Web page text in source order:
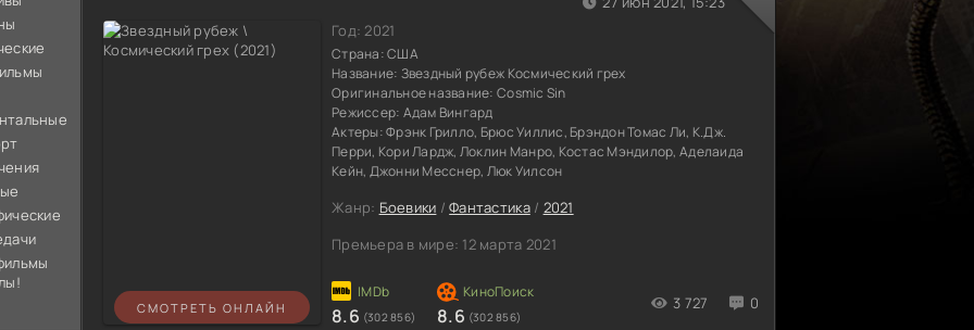
СМОТРЕТЬ ОНЛАЙН
Год:2021
Страна:США
Название: Звездный рубеж Космический грех
Оригинальное название: Cosmic Sin
Режиссер: Адам Вингард
Актеры:Фрэнк Грилло, Брюс Уиллис, Брэндон Томас Ли, К.Дж.
Перри, Кори Лардж, Локлин Манро, Костас Мэндилор, Аделаида
Кейн, Джонни Месснер, Люк Уилсон
Жанр: Боевики /Фантастика/ 2021
Премьера в мире: 12 марта 2021
8.6 (302 856) 8.6 (302 856)
3 727 0